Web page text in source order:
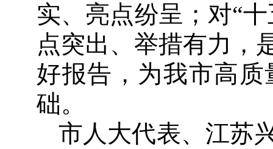
实、亮点纷呈；对“
点突出、举措有力，
好报告，为我市高
础。
市人大代表、江苏